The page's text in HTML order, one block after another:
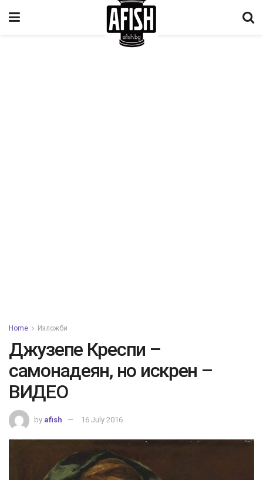
Home Изложби
Джузепе Креспи –
самонадеян, но искрен –
ВИДЕО
by afish 16 July 2016